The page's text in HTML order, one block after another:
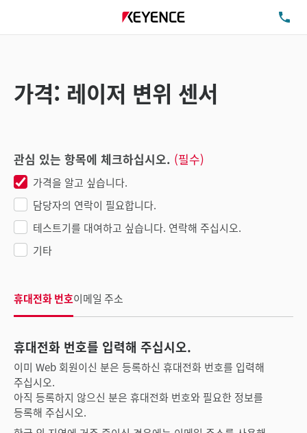
가격: 레이저 변위 센서
관심 있는 항목에 체크하십시오. (필수)
가격을 알고 싶습니다.
담당자의 연락이 필요합니다.
테스트기를 대여하고 싶습니다. 연락해 주십시오.
기타
휴대전화 번호이메일 주소
휴대전화 번호를 입력해 주십시오.
이미 Web 회원이신 분은 등록하신 휴대전화 번호를 입력해
주십시오.
아직 등록하지 않으신 분은 휴대전화 번호와 필요한 정보를
등록해 주십시오.